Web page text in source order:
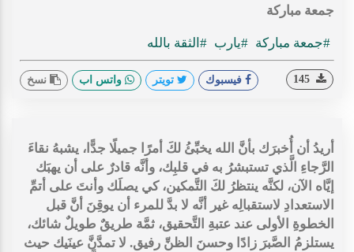
جمعة مباركة
#جمعة مباركة #يارب #الثقة بالله
فيسبوك تويتر واتس اب نسخ
أريدُ أن أُخبرَك بأنَّ الله يخبِّئُ لكَ أمرًا جميلًا جدًّا، يشبهُ نقاءَ
الرَّجاءِ الَّذي تستبشرُ به في قلبِك، وأنَّه قادرٌ على أن يهبَك
إيَّاه الآن، لكنَّه ينتظرُ لكَ التَّمكين، كي يصلَك وأنتَ على أتمِّ
الاستعدادِ لاستقبالِه غير أنَّه لا بدَّ للمرء أن يوقِنَ أنَّ قبل
الخطوةِ الأولى عند عتبةِ التَّحقيق، ثمَّة طريقٌ طويلٌ شائك،
يستلزمُ الصَّبرَ زادًا وحسنَ الظنِّ رفيق. لا تمدَّنَّ عينَيك حيث